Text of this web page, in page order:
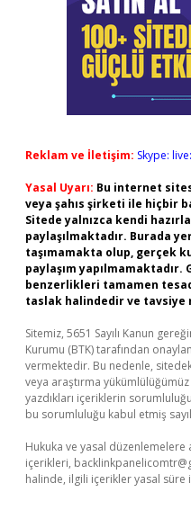
Reklam ve İletişim: Skype:
Yasal Uyarı: Bu internet
veya şahıs şirketi ile hiçbir
Sitede yalnızca kendi
paylaşılmaktadır. Burada
taşımamakta olup, gerçek
paylaşım
benzerlikleri tamamen
taslak halindedir ve tavsiye
Sitemiz, 5651 Sayılı Kanun
Kurumu (BTK) tarafından
vermektedir. Bu nedenle,
veya araştırma
yazdıkları içeriklerin
bu sorumluluğu kabul etmiş
Hukuka ve yasal düzenlemelere
içerikleri,
halinde, ilgili içerikler yasal süre